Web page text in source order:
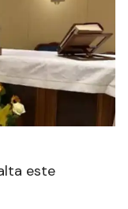
este